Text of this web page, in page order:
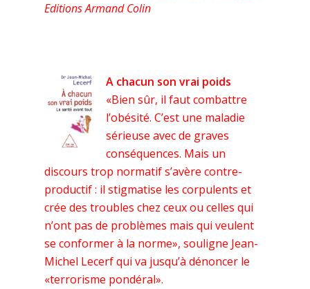
Editions Armand Colin
A chacun son vrai poids
«Bien sûr, il faut combattre
l’obésité. C’est une maladie
sérieuse avec de graves
conséquences. Mais un
discours trop normatif s’avère contre-
productif : il stigmatise les corpulents et
crée des troubles chez ceux ou celles qui
n’ont pas de problèmes mais qui veulent
se conformer à la norme», souligne Jean-
Michel Lecerf qui va jusqu’à dénoncer le
«terrorisme pondéral».